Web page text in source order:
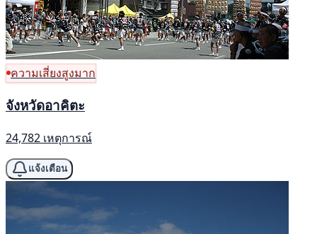
ความเสี่ยงสูงมาก
จังหวัดอาคิตะ
24,782 เหตุการณ์
แจ้งเตือน